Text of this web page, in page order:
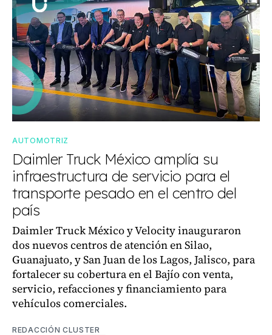
AUTOMOTRIZ
Daimler Truck México amplía su
infraestructura de servicio para el
transporte pesado en el centro del
país
Daimler Truck México y Velocity inauguraron
dos nuevos centros de atención en Silao,
Guanajuato, y San Juan de los Lagos, Jalisco, para
fortalecer su cobertura en el Bajío con venta,
servicio, refacciones y financiamiento para
vehículos comerciales.
REDACCIÓN CLUSTER